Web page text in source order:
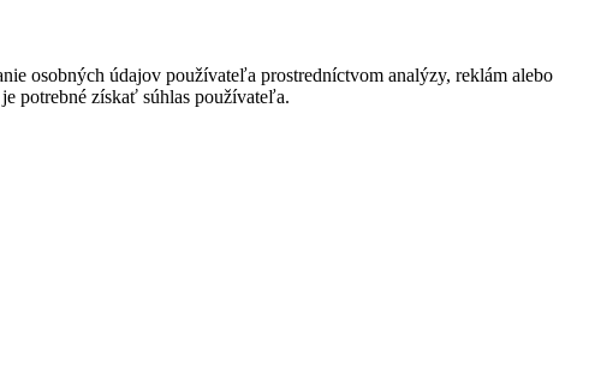
osobných údajov používateľa prostredníctvom analýzy, reklám alebo
potrebné získať súhlas používateľa.